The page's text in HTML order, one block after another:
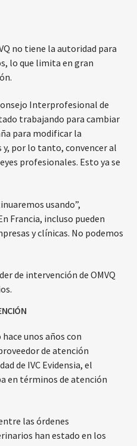
no tiene la autoridad para
lo que limita en gran
Interprofesional de
trabajando para cambiar
para modificar la
por lo tanto, convencer al
profesionales. Esto ya se
usando”,
Francia, incluso pueden
y clínicas. No podemos
de intervención de OMVQ
unos años con
de atención
de IVC Evidensia, el
en términos de atención
las órdenes
han estado en los